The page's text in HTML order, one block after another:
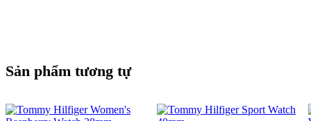
Sản phẩm tương tự